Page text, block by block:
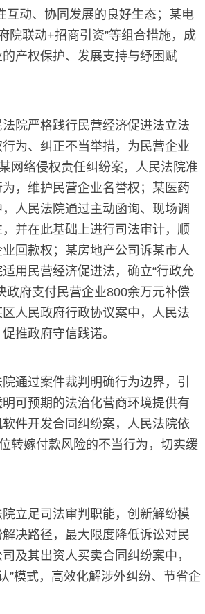
互动、协同发展的良好生态；某电
院联动+招商引资”等组合措施，成
产权保护、发展支持与纾困赋
法院严格践行民营经济促进法立法
为、纠正不当举措，为民营企业
网络侵权责任纠纷案，人民法院准
，维护民营企业名誉权；某医药
人民法院通过主动函询、现场调
并在此基础上进行司法审计，顺
回款权；某房地产公司诉某市人
用民营经济促进法，确立“行政允
府支付民营企业800余万元补偿
人民政府行政协议案中，人民法
推政府守信践诺。
通过案件裁判明确行为边界，引
可预期的法治化营商环境提供有
件开发合同纠纷案，人民法院依
转嫁付款风险的不当行为，切实缓
院立足司法审判职能，创新解纷模
决路径，最大限度降低诉讼对民
及其出资人买卖合同纠纷案中，
”模式，高效化解涉外纠纷、节省企